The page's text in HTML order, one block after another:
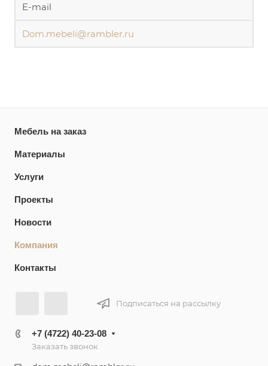
E-mail
Dom.mebeli@rambler.ru
Мебель на заказ
Материалы
Услуги
Проекты
Новости
Компания
Контакты
Подписаться на рассылку
+7 (4722) 40-23-08
Заказать звонок